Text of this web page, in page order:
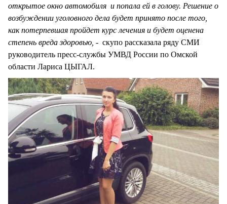
открытое окно автомобиля и попала ей в голову. Решение о
возбуждении уголовного дела будет принято после того,
как потерпевшая пройдет курс лечения и будет оценена
степень вреда здоровью, - скупо рассказала ряду СМИ
руководитель пресс-службы УМВД России по Омской
области Лариса ЦЫГАЛ.